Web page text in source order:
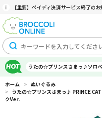
【重要】ペイディ決済サービス終了の
うたの☆プリンスさまっ♪ソロ
ホーム > ぬいぐるみ
> うたの☆プリンスさまっ♪ PRINCE
クVer.